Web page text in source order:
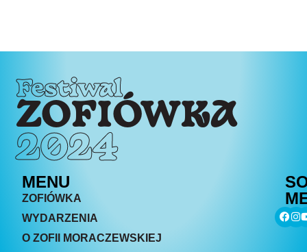
Festiwal
ZOFIÓWKA
2024
MENU
ZOFIÓWKA
WYDARZENIA
O ZOFII MORACZEWSKIEJ